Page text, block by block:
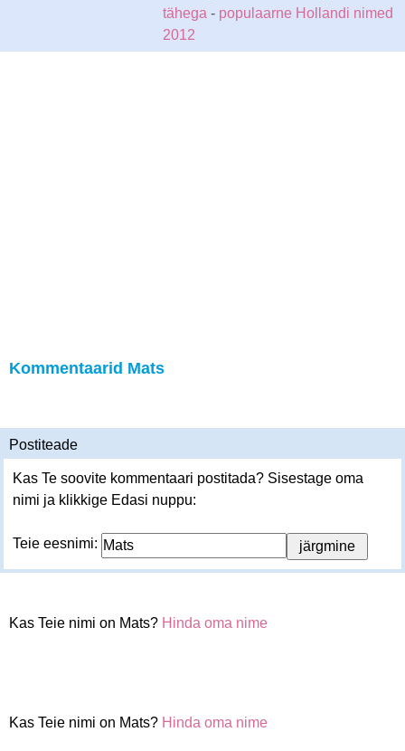
tähega - populaarne Hollandi nimed
2012
Kommentaarid Mats
Postiteade
Kas Te soovite kommentaari postitada? Sisestage oma
nimi ja klikkige Edasi nuppu:
Teie eesnimi:
Kas Teie nimi on Mats? Hinda oma nime
Kas Teie nimi on Mats? Hinda oma nime